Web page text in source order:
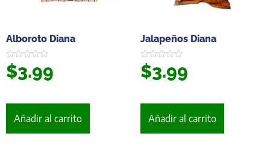
Alboroto Diana
Valorado
en
$3.99
Añadir al carrito
Jalapeños Diana
Valorado
en
$3.99
Añadir al carrito